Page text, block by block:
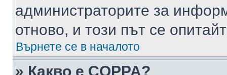
администраторите за
отново, и този път се
Върнете се в началото
» Какво е COPPA?